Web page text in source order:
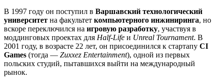
В 1997 году он поступил в Варшавский технологический
университет на факультет компьютерного инжиниринга, но
вскоре переключился на игровую разработку, участвуя в
моддинговых проектах для Half-Life и Unreal Tournament. В
2001 году, в возрасте 22 лет, он присоединился к стартапу CI
Games (тогда — Zuxxez Entertainment), одной из первых
польских студий, пытавшихся выйти на международный
рынок.